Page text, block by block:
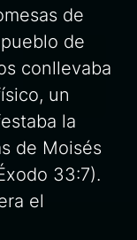
de
de
conllevaba
un
la
de Moisés
33:7).
el